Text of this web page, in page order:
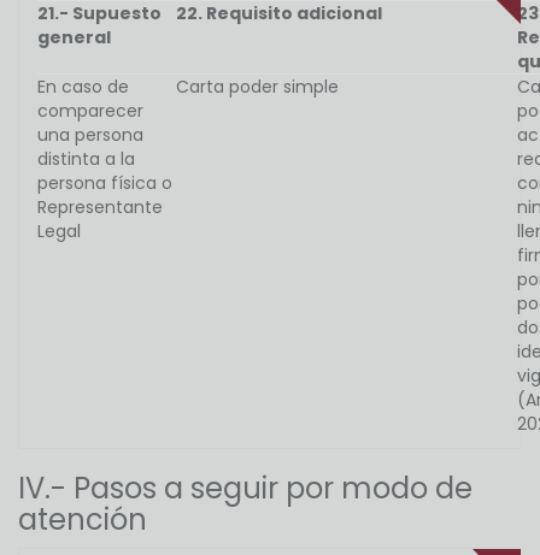
21.- Supuesto
general
22. Requisito adicional
En caso de
comparecer
una persona
distinta a la
persona física o
Representante
Legal
Carta poder simple
IV.- Pasos a seguir por modo de
atención